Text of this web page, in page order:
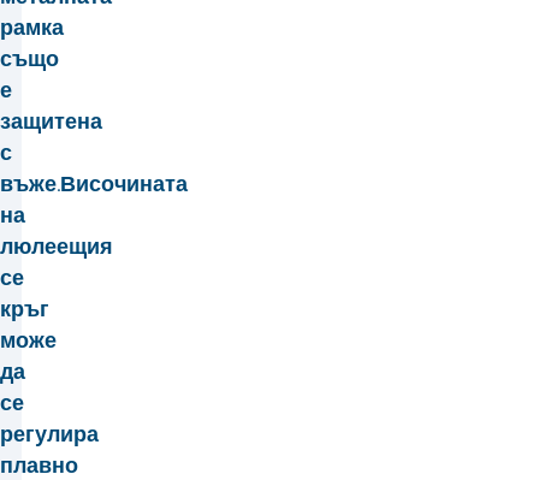
рамка
също
е
защитена
с
въже.Височината
на
люлеещия
се
кръг
може
да
се
регулира
плавно